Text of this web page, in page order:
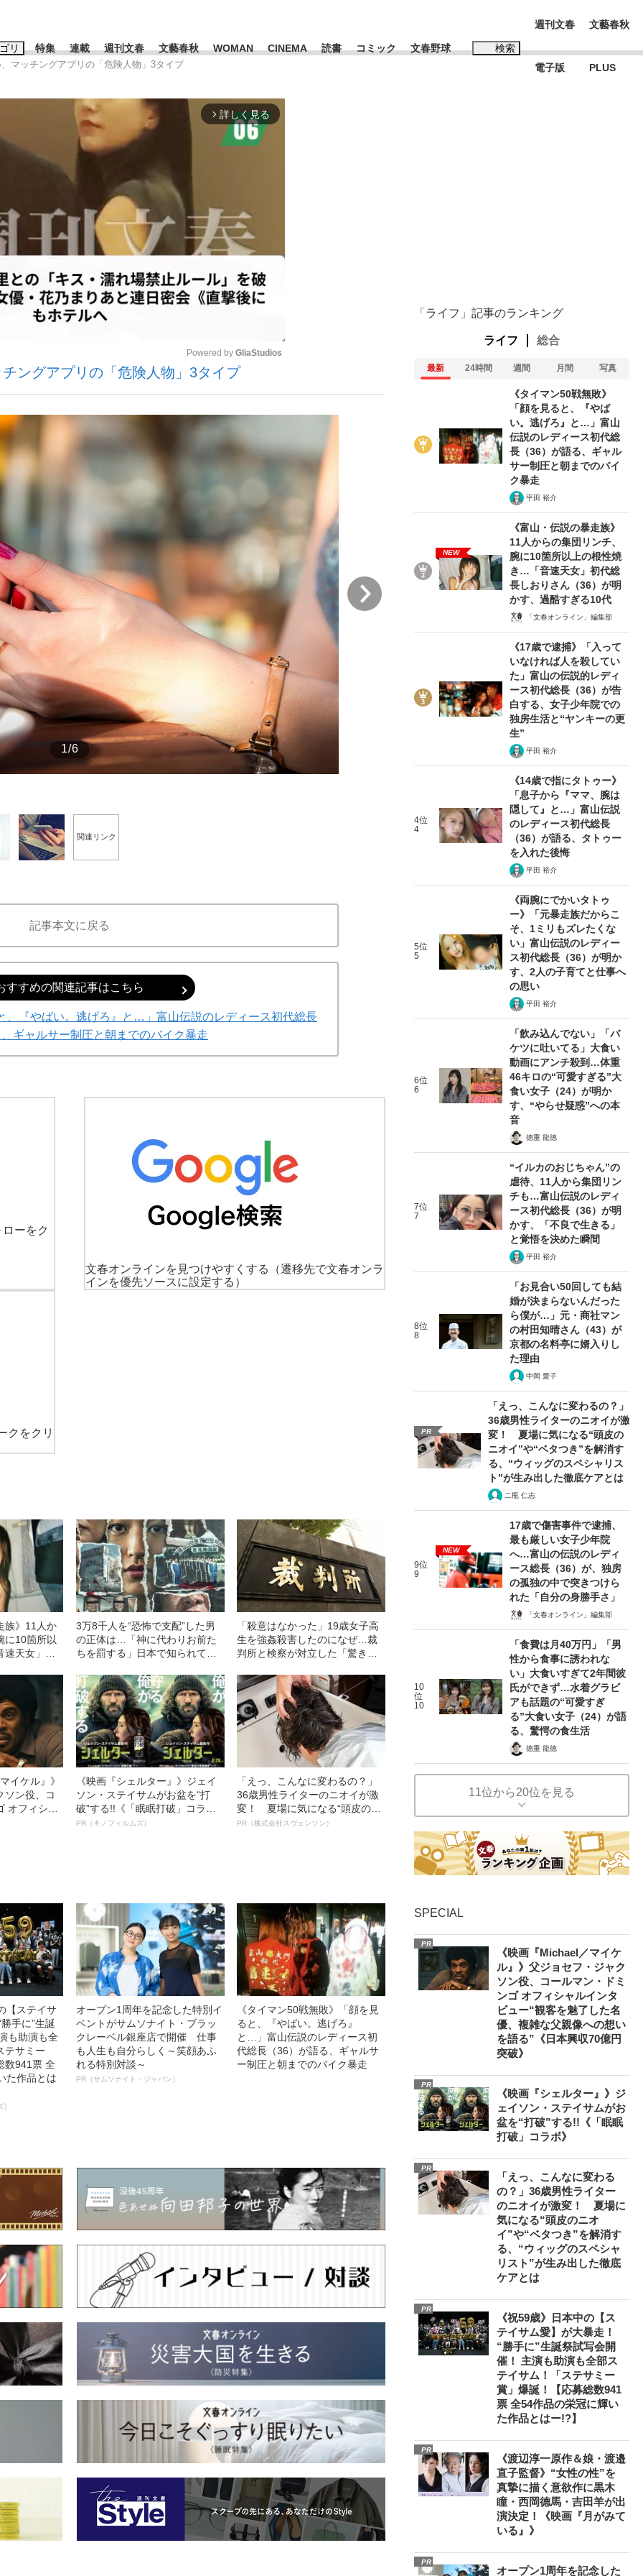
リ
明かした日本代表監督に... 「最悪の空気のまま解散」WBC日本代表“敗戦”の真実 選手が明かす...
選手が証言した“NPB聞... 「クマが悪者扱いされているのが悲しい」『北の国から』倉本聰氏（91...
カー日本代表・森保一監督...
特集
もっと見る
連載 週刊文春 文藝春秋 WOMAN CINEMA 読書 コミック 文春野球 検索
ワードタグ一覧
#高市早苗 #森岡毅
週刊文春
電子版
文藝春秋
PLUS
マッチングアプリの「危険人物」3タイプ
arrow_forward_ios 詳しく見る
Mute
Powered by GliaStudios
ングアプリの「危険人物」3タイプ
1/6
2/6
関連リンク
記事本文に戻る
すすめの関連記事はこちら
、『やばい。逃げろ』と…」富山伝説のレディース初代総長
ギャルサー制圧と朝までのバイク暴走
ーをク
文春オンラインを見つけやすくする
（遷移先で文春オンラ
インを優先ソースに設定する）
クをクリ
族》11人か
に10箇所以
天女」初
3万8千人を“恐怖で支配”した男
の正体は…「神に代わりお前た
ちを罰する」日本で知られてい
条理な結末
「殺意はなかった」19歳女子高
生を強姦殺害したのになぜ…裁
判所と検察が対立した「驚きの
イケル』》
ソン役、コ
オフィシャ
《映画『シェルター』》ジェイ
ソン・ステイサムがお盆を“打
破”する!!《「眠眠打破」コラ
ボ》
PR（キノフィルムズ）
「えっ、こんなに変わるの？」
36歳男性ライターのニオイが激
変！ 夏場に気になる“頭皮のニ
オイ”や“ベタつき”を解消す
PR（株式会社スヴェンソン）
【ステイサ
手に”生誕
も助演も全
テサミー
数941票 全
た作品とは
オープン1周年を記念した特別イ
ベントがサムソナイト・ブラッ
クレーベル銀座店で開催 仕事
も人生も自分らしく～笑顔あふ
れる特別対談～
PR（サムソナイト・ジャパン）
《タイマン50戦無敗》「顔を見
ると、『やばい。逃げろ』
と…」富山伝説のレディース初
代総長（36）が語る、ギャルサ
ー制圧と朝までのバイク暴走
「ライフ」記事のランキング
ライフ 総合
最新 24時間 週間 月間 写真
《タイマン50戦無敗》
「顔を見ると、『やば
い。逃げろ』と…」富山
伝説のレディース初代総
長（36）が語る、ギャル
サー制圧と朝までのバイ
ク暴走
平田 裕介
NEW
《富山・伝説の暴走族》
11人からの集団リンチ、
腕に10箇所以上の根性焼
き…「音速天女」初代総
長しおりさん（36）が明
かす、過酷すぎる10代
「文春オンライン」編集部
《17歳で逮捕》「入って
いなければ人を殺してい
た」富山の伝説的レディ
ース初代総長（36）が告
白する、女子少年院での
独房生活と“ヤンキーの更
生”
平田 裕介
4位
4
《14歳で指にタトゥー》
「息子から『ママ、腕は
隠して』と…」富山伝説
のレディース初代総長
（36）が語る、タトゥー
を入れた後悔
平田 裕介
5位
5
《両腕にでかいタトゥ
ー》「元暴走族だからこ
そ、1ミリもズレたくな
い」富山伝説のレディー
ス初代総長（36）が明か
す、2人の子育てと仕事へ
の思い
平田 裕介
6位
6
「飲み込んでない」「バ
ケツに吐いてる」大食い
動画にアンチ殺到…体重
46キロの“可愛すぎる”大
食い女子（24）が明か
す、“やらせ疑惑”への本
音
徳重 龍徳
7位
7
“イルカのおじちゃん”の
虐待、11人から集団リン
チも…富山伝説のレディ
ース初代総長（36）が明
かす、「不良で生きる」
と覚悟を決めた瞬間
平田 裕介
8位
8
「お見合い50回しても結
婚が決まらないんだった
ら僕が…」元・商社マン
の村田知晴さん（43）が
京都の名料亭に婿入りし
た理由
中岡 愛子
PR
「えっ、こんなに変わるの？」
36歳男性ライターのニオイが激
変！ 夏場に気になる“頭皮の
ニオイ”や“ベタつき”を解消す
る、“ウィッグのスペシャリス
ト”が生み出した徹底ケアとは
二瓶 仁志
9位
9
NEW
17歳で傷害事件で逮捕、
最も厳しい女子少年院
へ…富山の伝説のレディ
ース総長（36）が、独房
の孤独の中で突きつけら
れた「自分の身勝手さ」
「文春オンライン」編集部
10
位
10
「食費は月40万円」「男
性から食事に誘われな
い」大食いすぎて2年間彼
氏ができず…水着グラビ
アも話題の“可愛すぎ
る”大食い女子（24）が語
る、驚愕の食生活
徳重 龍徳
11位から20位を見る
SPECIAL
PR
《映画『Michael／マイケ
ル』》父ジョセフ・ジャク
ソン役、コールマン・ドミ
ンゴ オフィシャルインタ
ビュー“観客を魅了した名
優、複雑な父親像への想い
を語る”《日本興収70億円
突破》
PR
《映画『シェルター』》ジ
ェイソン・ステイサムがお
盆を“打破”する!!《「眠眠
打破」コラボ》
PR
「えっ、こんなに変わる
の？」36歳男性ライター
のニオイが激変！ 夏場に
気になる“頭皮のニオ
イ”や“ベタつき”を解消す
る、“ウィッグのスペシャ
リスト”が生み出した徹底
ケアとは
PR
《祝59歳》日本中の【ス
テイサム愛】が大暴走！
“勝手に”生誕祭試写会開
催！ 主演も助演も全部ス
テイサム！「ステサミー
賞」爆誕！【応募総数941
票 全54作品の栄冠に輝い
た作品とはー!?】
PR
《渡辺淳一原作＆娘・渡邉
直子監督》“女性の性”を
真摯に描く意欲作に黒木
瞳・西岡德馬・吉田羊が出
演決定！《映画『月がみて
いる』》
PR
オープン1周年を記念した